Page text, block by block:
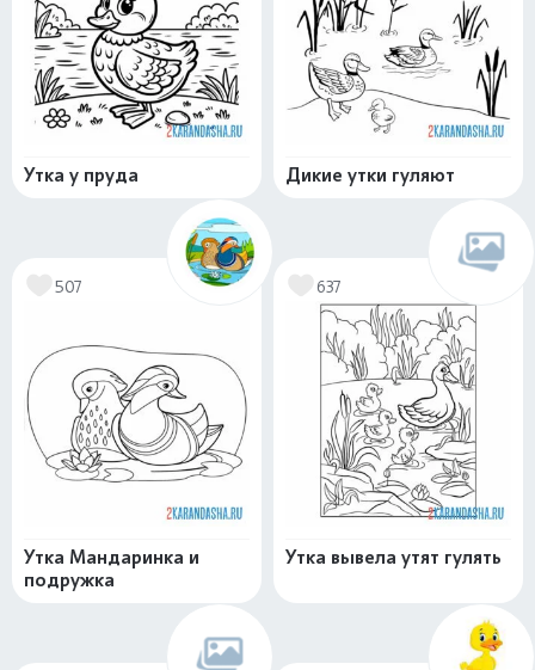
Утка у пруда Дикие утки гуляют
507
Утка Мандаринка и
подружка
637
Утка вывела утят гулять